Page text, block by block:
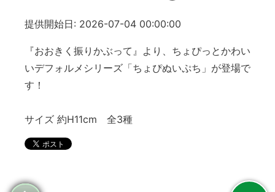
提供開始日: 2026-07-04 00:00:00
『おおきく振りかぶって』より、ちょぴっとかわい
いデフォルメシリーズ「ちょぴぬいぷち」が登場で
す！
サイズ 約H11cm 全3種